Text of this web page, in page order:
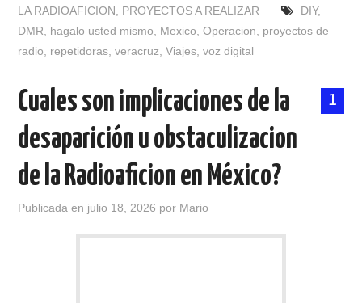
LA RADIOAFICION, PROYECTOS A REALIZAR DIY,
DMR, hagalo usted mismo, Mexico,Operacion, proyectos de
radio, repetidoras,veracruz,Viajes,voz digital
1
Cuales son implicaciones de la
desaparición u obstaculizacion
de la Radioaficion en México?
Publicada en julio 18, 2026 por Mario